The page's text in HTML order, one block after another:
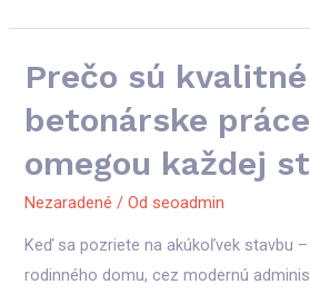
Prečo sú kvalitné
betonárske
omegou každej
Nezaradené / Od seoadmin
Keď sa pozriete na akúkoľvek stavbu
rodinného domu, cez modernú